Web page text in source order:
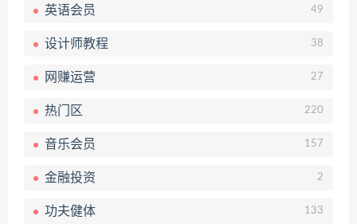
英语会员 49
设计师教程 38
网赚运营 27
热门区 220
音乐会员 157
金融投资 2
功夫健体 133